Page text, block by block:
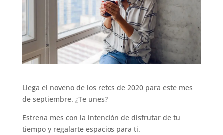
Llega el noveno de los retos de 2020 para este mes
de septiembre. ¿Te unes?
Estrena mes con la intención de disfrutar de tu
tiempo y regalarte espacios para ti.